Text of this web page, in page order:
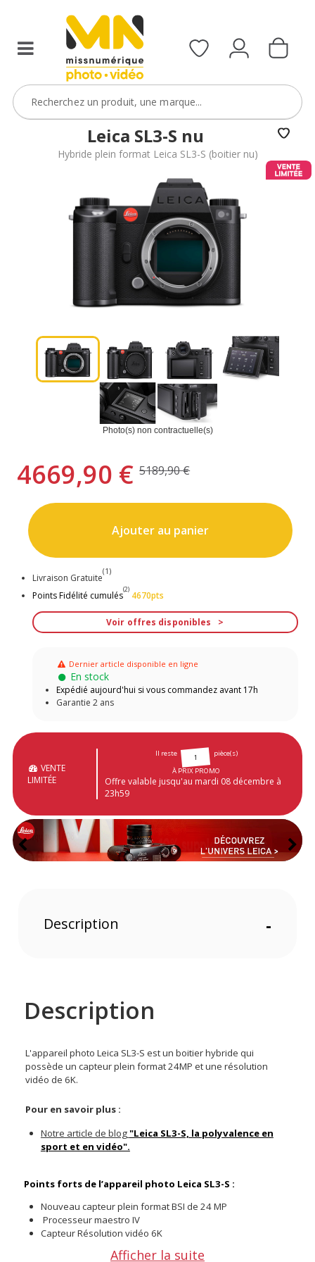
compact,
bridge
ou
étanche)
BoitierBatterie5
d’une
caméra
code
VOIR L'OFFRE
Leica SL3-S nu
Hybride plein format Leica SL3-S (boitier nu)
Photo(s) non contractuelle(s)
4669,90 € 5189,90 €
Ajouter au panier
Livraison Gratuite
(1)
Points Fidélité cumulés
(2)
4670pts
Voir offres disponibles
Dernier article disponible en ligne
En stock
Expédié aujourd'hui si vous commandez avant 17h
Garantie 2 ans
VENTE
LIMITÉE
Il reste 1
pièce(s)
À PRIX PROMO
Offre valable jusqu'au mardi 08 décembre à
23h59
Description -
Description
L'appareil photo Leica SL3-S est un boitier hybride qui
possède un capteur plein format 24MP et une résolution
vidéo de 6K.
Pour en savoir plus :
Notre article de blog"Leica SL3-S, la polyvalence en
sport et en vidéo".
Points forts de l’appareil photo Leica SL3-S :
Nouveau capteur plein format BSI de 24 MP
Processeur maestro IV
Capteur Résolution vidéo 6K
Afficher la suite